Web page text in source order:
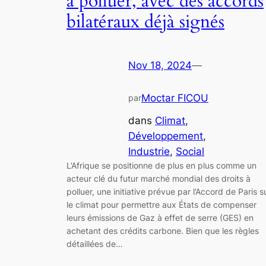
bilatéraux déjà signés
Nov 18, 2024—
parMoctar FICOU
dans Climat
Développement
Industrie, Social
L’Afrique se positionne de plus en plus comme un
acteur clé du futur marché mondial des droits à
polluer, une initiative prévue par l’Accord de Paris
le climat pour permettre aux États de compenser
leurs émissions de Gaz à effet de serre (GES) en
achetant des crédits carbone. Bien que les règles
détaillées de…